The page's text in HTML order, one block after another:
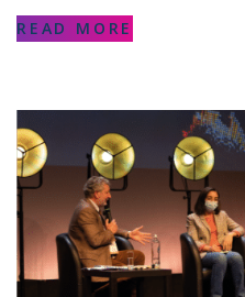
READ MORE